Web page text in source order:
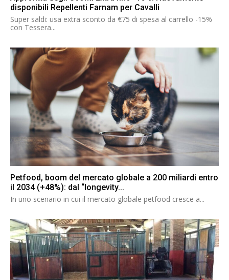
disponibili Repellenti Farnam per Cavalli
Super saldi: usa extra sconto da €75 di spesa al carrello -15%
con Tessera...
Petfood, boom del mercato globale a 200 miliardi entro
il 2034 (+48%): dal “longevity...
In uno scenario in cui il mercato globale petfood cresce a...